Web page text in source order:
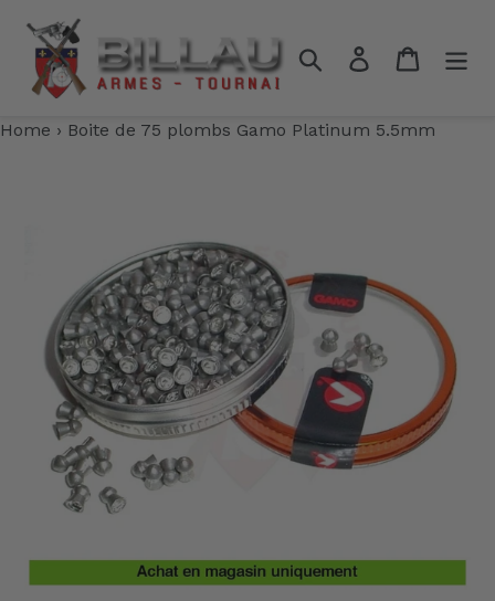
contenu
RechercherSe connecter
Panier
Home › Boite de 75 plombs Gamo Platinum 5.5mm